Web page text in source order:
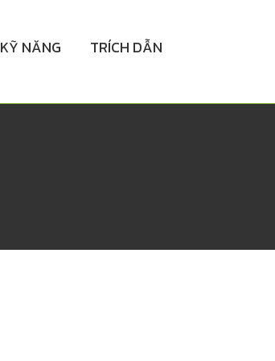
KỸ NĂNG TRÍCH DẪN